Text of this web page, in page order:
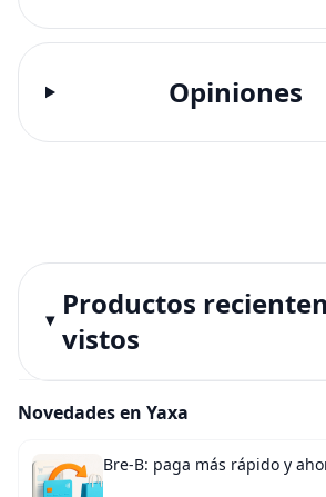
Opiniones
Productos
vistos
Novedades en Yaxa
Bre-B: paga más rápido y